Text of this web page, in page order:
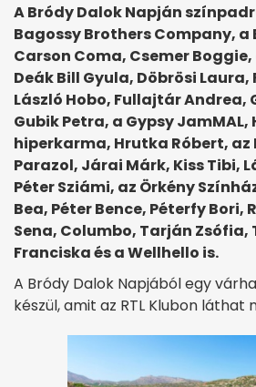
A Bródy Dalok Napján
Bagossy Brothers Company,
Carson Coma, Csemer
Deák Bill Gyula, Döbrösi Laura,
László Hobo, Fullajtár Andrea,
Gubik Petra, a Gypsy
hiperkarma, Hrutka Róbert, az
Parazol, Járai Márk, Kiss Tibi,
Péter Sziámi, az Örkény
Bea, Péter Bence, Péterfy Bori,
Sena, Columbo, Tarján Zsófia,
Franciska és a Wellhello is.
A Bródy Dalok Napjából egy
készül, amit az RTL Klubon láthat